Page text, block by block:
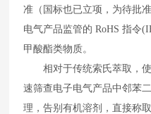
准（国标也已立项，为待批
电气产品监管的RoHS指令
甲酸酯类物质。
相对于传统索氏萃取，
速筛查电子电气产品中邻苯
理，告别有机溶剂，直接称